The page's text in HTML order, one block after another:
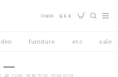
furniture etc sale